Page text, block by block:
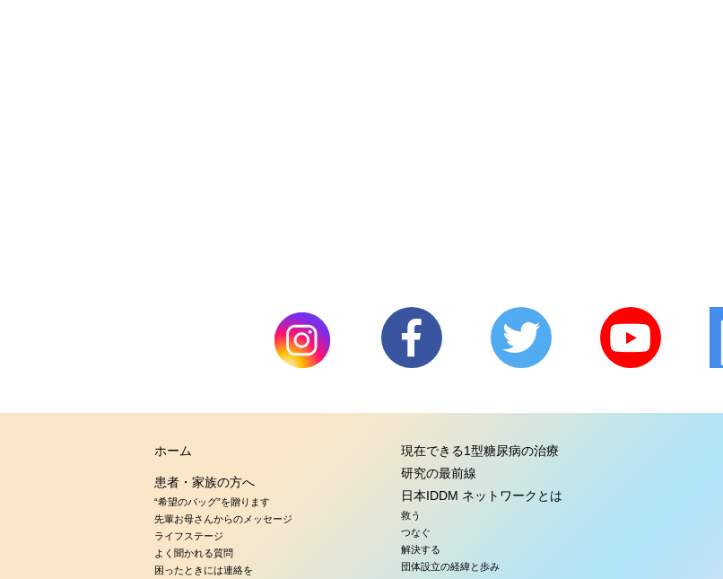
ホーム
患者・家族の方へ
“希望のバッグ”を贈ります
先輩お母さんからのメッセージ
ライフステージ
よく聞かれる質問
困ったときには連絡を
現在できる1型糖尿病の治療
研究の最前線
日本IDDM ネットワークとは
救う
つなぐ
解決する
団体設立の経緯と歩み